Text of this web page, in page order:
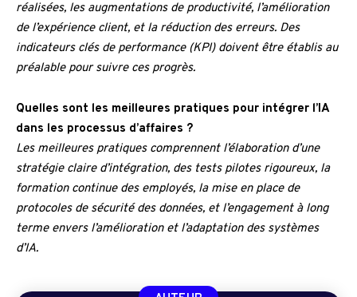
réalisées, les augmentations de productivité, l’amélioration
de l’expérience client, et la réduction des erreurs. Des
indicateurs clés de performance (KPI) doivent être établis au
préalable pour suivre ces progrès.
Quelles sont les meilleures pratiques pour intégrer l’IA
dans les processus d’affaires ?
Les meilleures pratiques comprennent l’élaboration d’une
stratégie claire d’intégration, des tests pilotes rigoureux, la
formation continue des employés, la mise en place de
protocoles de sécurité des données, et l’engagement à long
terme envers l’amélioration et l’adaptation des systèmes
d’IA.